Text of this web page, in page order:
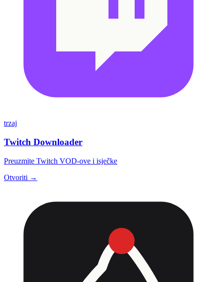
trzaj
Twitch Downloader
Preuzmite Twitch VOD-ove i isječke
Otvoriti →